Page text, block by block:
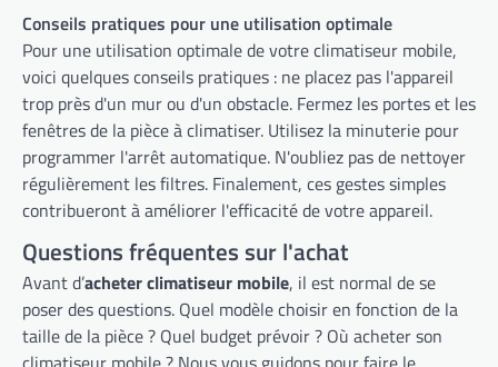
Conseils pratiques pour une utilisation optimale
Pour une utilisation optimale de votre climatiseur mobile,
voici quelques conseils pratiques : ne placez pas l'appareil
trop près d'un mur ou d'un obstacle. Fermez les portes et les
fenêtres de la pièce à climatiser. Utilisez la minuterie pour
programmer l'arrêt automatique. N'oubliez pas de nettoyer
régulièrement les filtres. Finalement, ces gestes simples
contribueront à améliorer l'efficacité de votre appareil.
Questions fréquentes sur l'achat
Avant d’acheter climatiseur mobile, il est normal de se
poser des questions. Quel modèle choisir en fonction de la
taille de la pièce ? Quel budget prévoir ? Où acheter son